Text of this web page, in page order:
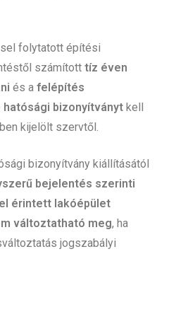
folytatott építési
számított tíz éven
és a felépítés
bizonyítványt kell
kijelölt szervtől.
bizonyítvány kiállításától
bejelentés szerinti
érintett lakóépület
változtatható meg, ha
jogszabályi